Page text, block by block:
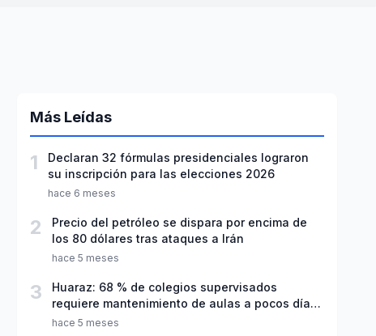
Más Leídas
1
Declaran 32 fórmulas presidenciales lograron
su inscripción para las elecciones 2026
hace 6 meses
2
Precio del petróleo se dispara por encima de
los 80 dólares tras ataques a Irán
hace 5 meses
3
Huaraz: 68 % de colegios supervisados
requiere mantenimiento de aulas a pocos días
de inicio del año escolar 2026
hace 5 meses